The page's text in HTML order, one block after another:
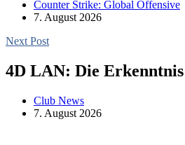
Counter Strike: Global Offensive
7. August 2026
Next Post
4D LAN: Die
Club News
7. August 2026